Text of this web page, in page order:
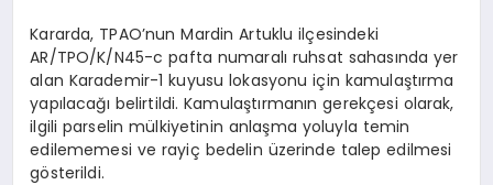
Kararda, TPAO’nun Mardin Artuklu ilçesindeki
AR/TPO/K/N45-c pafta numaralı ruhsat sahasında yer
alan Karademir-1 kuyusu lokasyonu için kamulaştırma
yapılacağı belirtildi. Kamulaştırmanın gerekçesi olarak,
ilgili parselin mülkiyetinin anlaşma yoluyla temin
edilememesi ve rayiç bedelin üzerinde talep edilmesi
gösterildi.